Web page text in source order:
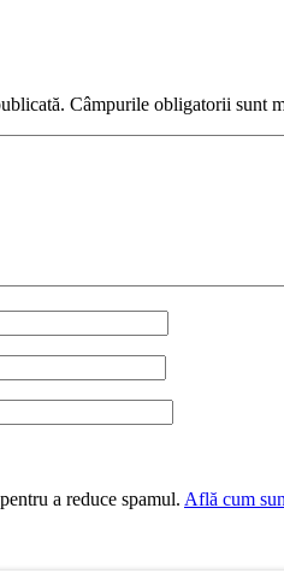
Câmpurile obligatorii sunt
a reduce spamul. Află cum